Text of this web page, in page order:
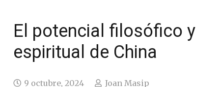
El potencial filosófico y
espiritual de China
9 octubre, 2024
Joan Masip